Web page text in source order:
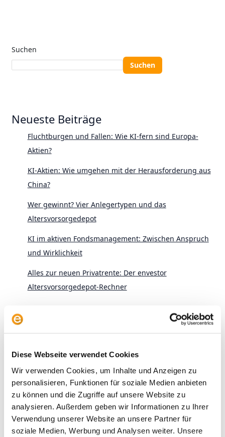
Diese Webseite verwendet Cookies
Wir verwenden Cookies, um Inhalte und Anzeigen zu
personalisieren, Funktionen für soziale Medien anbieten
zu können und die Zugriffe auf unsere Website zu
analysieren. Außerdem geben wir Informationen zu Ihrer
Verwendung unserer Website an unsere Partner für
soziale Medien, Werbung und Analysen weiter. Unsere
Suchen
Suchen
Neueste Beiträge
Fluchtburgen und Fallen: Wie KI-fern sind Europa-
Aktien?
KI-Aktien: Wie umgehen mit der Herausforderung aus
China?
Wer gewinnt? Vier Anlegertypen und das
Altersvorsorgedepot
KI im aktiven Fondsmanagement: Zwischen Anspruch
und Wirklichkeit
Alles zur neuen Privatrente: Der envestor
Altersvorsorgedepot-Rechner
Archive
2026
2025
2024